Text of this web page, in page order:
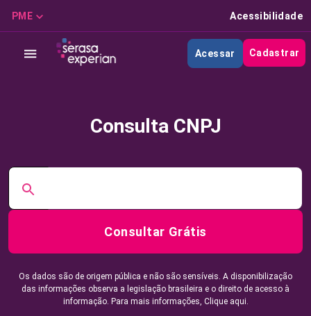
PME Acessibilidade
Acessar Cadastrar
Consulta CNPJ
Consultar Grátis
Os dados são de origem pública e não são sensíveis. A disponibilização
das informações observa a legislação brasileira e o direito de acesso à
informação. Para mais informações, Clique aqui.